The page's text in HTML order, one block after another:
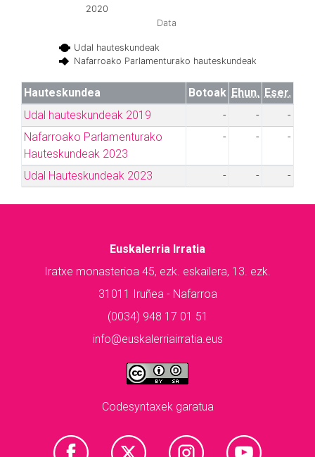
Data
Udal hauteskundeak
Nafarroako Parlamenturako hauteskundeak
2020
Hauteskundea Botoak Ehun. Eser.
Udal hauteskundeak 2019
- -
-
Nafarroako Parlamenturako
Hauteskundeak 2023
- - -
Udal Hauteskundeak 2023 - - -
Euskalerria Irratia
Iratxe monasterioa 45, ezk. eskailera, 13. ezk.
31011 Iruñea - Nafarroa
(0034) 948 17 01 51
info@euskalerriairratia.eus
Codesyntaxek garatua